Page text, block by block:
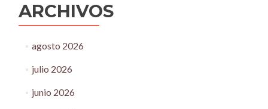
ARCHIVOS
agosto 2026
julio 2026
junio 2026